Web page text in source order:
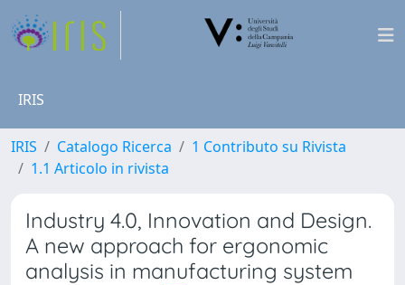
IRIS
IRIS Catalogo Ricerca
1 Contributo su Rivista
1.1 Articolo in rivista
Industry 4.0, Innovation and Design.
A new approach for ergonomic
analysis in manufacturing system